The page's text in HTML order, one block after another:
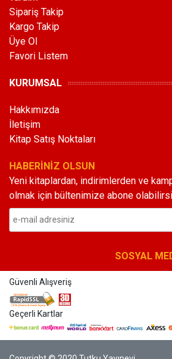
Sipariş Takip
Kargo Takip
Üye Ol
Favori Listem
KURUMSAL
Hakkımızda
İletişim
Kitap Satış Noktaları
HABERİNİZ OLSUN
Yeni kitaplardan, indirimlerden ve
olmak için bültenimize abone
SOSYAL
Güvenli Alışveriş
Geçerli Kartlar